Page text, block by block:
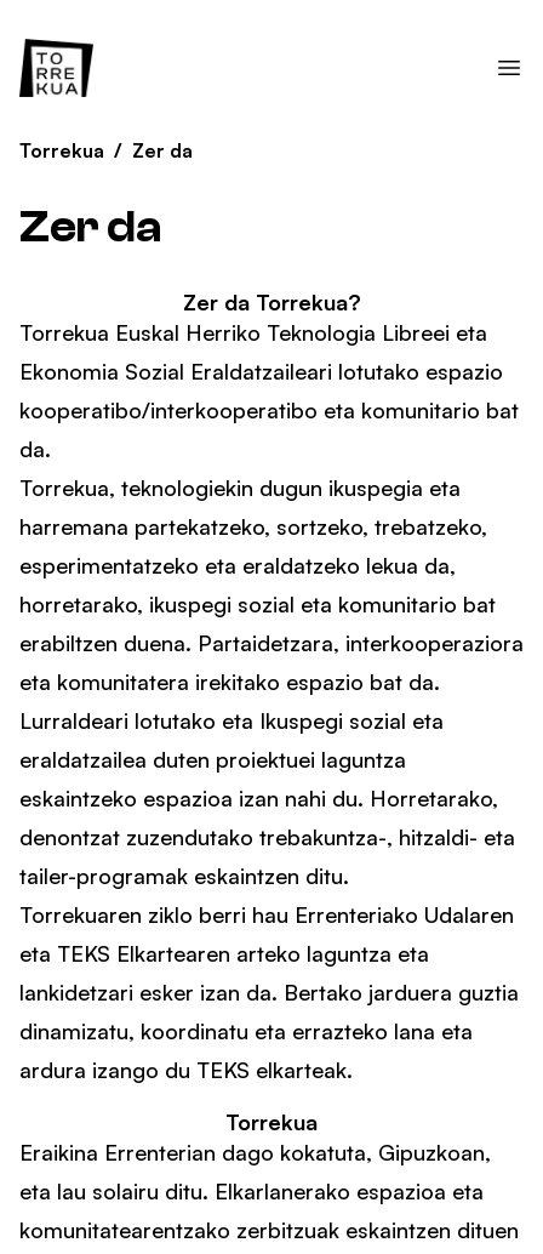
Torrekua / Zer da
Zer da
Zer da Torrekua?
Torrekua Euskal Herriko Teknologia Libreei eta
Ekonomia Sozial Eraldatzaileari lotutako espazio
kooperatibo/interkooperatibo eta komunitario bat
da.
Torrekua, teknologiekin dugun ikuspegia eta
harremana partekatzeko, sortzeko, trebatzeko,
esperimentatzeko eta eraldatzeko lekua da,
horretarako, ikuspegi sozial eta komunitario bat
erabiltzen duena. Partaidetzara, interkooperaziora
eta komunitatera irekitako espazio bat da.
Lurraldeari lotutako eta Ikuspegi sozial eta
eraldatzailea duten proiektuei laguntza
eskaintzeko espazioa izan nahi du. Horretarako,
denontzat zuzendutako trebakuntza-, hitzaldi- eta
tailer-programak eskaintzen ditu.
Torrekuaren ziklo berri hau Errenteriako Udalaren
eta TEKS Elkartearen arteko laguntza eta
lankidetzari esker izan da. Bertako jarduera guztia
dinamizatu, koordinatu eta errazteko lana eta
ardura izango du TEKS elkarteak.
Torrekua
Eraikina Errenterian dago kokatuta, Gipuzkoan,
eta lau solairu ditu. Elkarlanerako espazioa eta
komunitatearentzako zerbitzuak eskaintzen dituen